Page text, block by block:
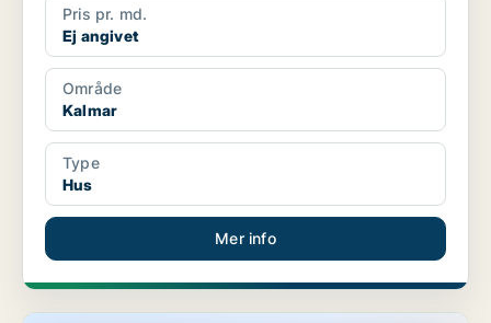
Pris pr. md.
Ej angivet
Område
Kalmar
Type
Hus
Mer info